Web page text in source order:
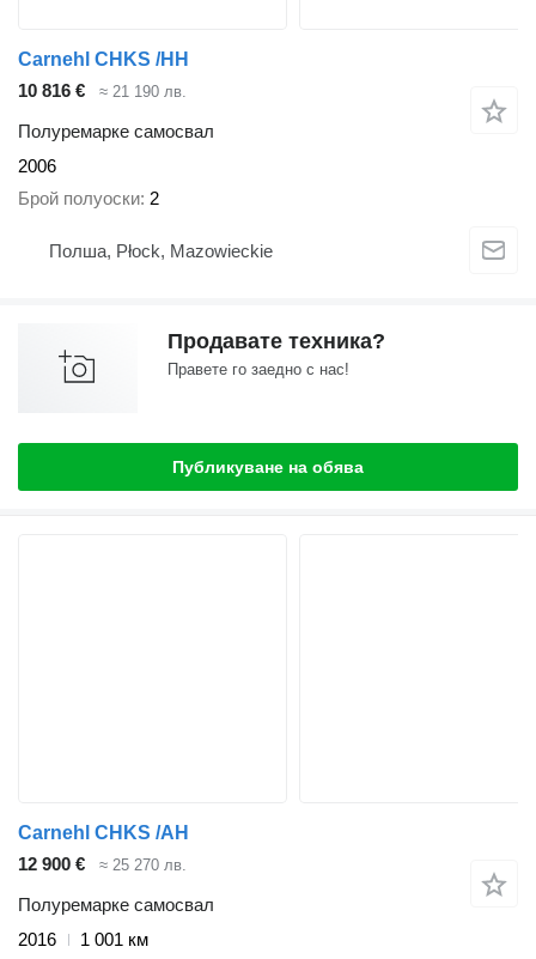
Carnehl CHKS /HH
10 816 €
≈ 21 190 лв.
Полуремарке самосвал
2006
Брой полуоски 2
Полша, Płock, Mazowieckie
Продавате техника?
Правете го заедно с нас!
Публикуване на обява
Carnehl CHKS /AH
12 900 €
≈ 25 270 лв.
Полуремарке самосвал
2016
1 001 км